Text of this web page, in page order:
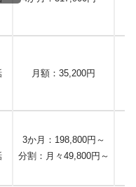
月額：35,200円
3か月：198,800円～
分割：月々49,800円～